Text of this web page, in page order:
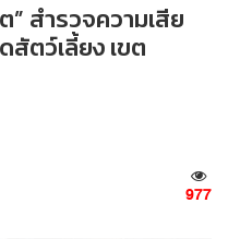
สำรวจความเสีย
สัตว์เลี้ยง เขต
977